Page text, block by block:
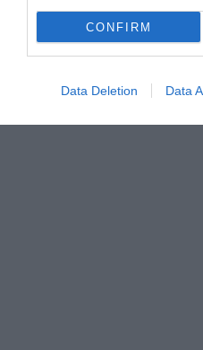
CONFIRM
Data Deletion Data